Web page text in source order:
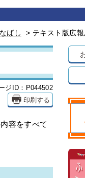
ばし > テキスト版広
ジID：P044502
印刷する
容をすべて